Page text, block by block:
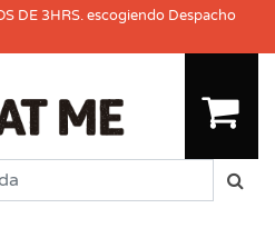
DE 3HRS. escogiendo Despacho